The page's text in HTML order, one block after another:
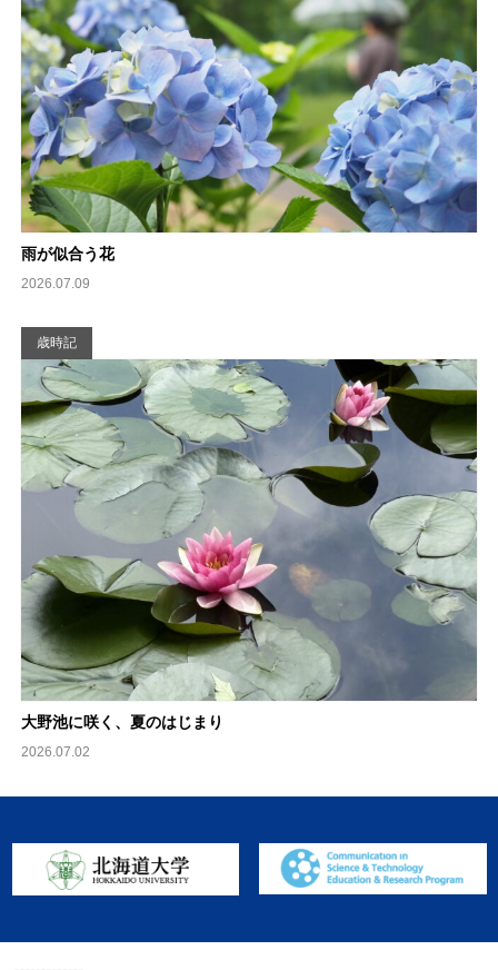
雨が似合う花
2026.07.09
歳時記
大野池に咲く、夏のはじまり
2026.07.02